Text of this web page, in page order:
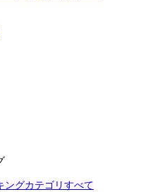
ングカテゴリすべて